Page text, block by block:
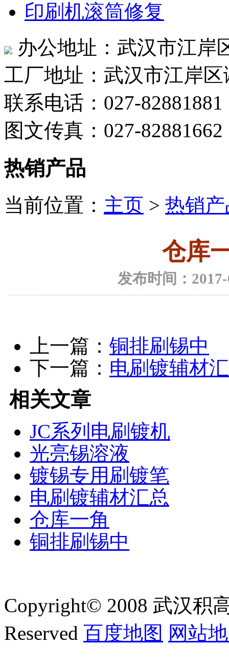
印刷机滚筒修复
办公地址：武汉市江岸
工厂地址：武汉市江岸
联系电话：027-82881881
图文传真：027-82881662
热销产品
当前位置： 主页 > 热销
仓库
发布时间：
上一篇： 铜排刷锡中
下一篇： 电刷镀辅材
相关文章
JC系列电刷镀机
光亮锡溶液
镀锡专用刷镀笔
电刷镀辅材汇总
仓库一角
铜排刷锡中
Copyright© 2008 武汉积
Reserved 百度地图 网站